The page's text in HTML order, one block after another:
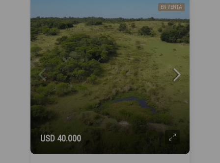
EN VENTA
USD 40.000